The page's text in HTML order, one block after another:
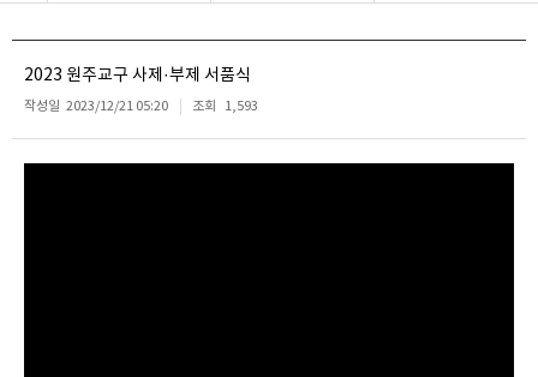
2023 원주교구 사제·부제 서품식
작성일 2023/12/21 05:20 조회 1,593